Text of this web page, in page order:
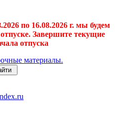
по 16.08.2026 г. мы будем
Завершите текущие
отпуска